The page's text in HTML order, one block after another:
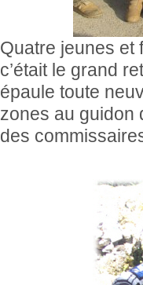
Quatre jeunes et
c’était le grand
épaule toute
zones au guidon
des